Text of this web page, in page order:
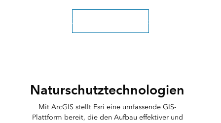
Zur gesamten Übersicht
Naturschutztechnologien
Mit ArcGIS stellt Esri eine umfassende GIS-
Plattform bereit, die den Aufbau effektiver und